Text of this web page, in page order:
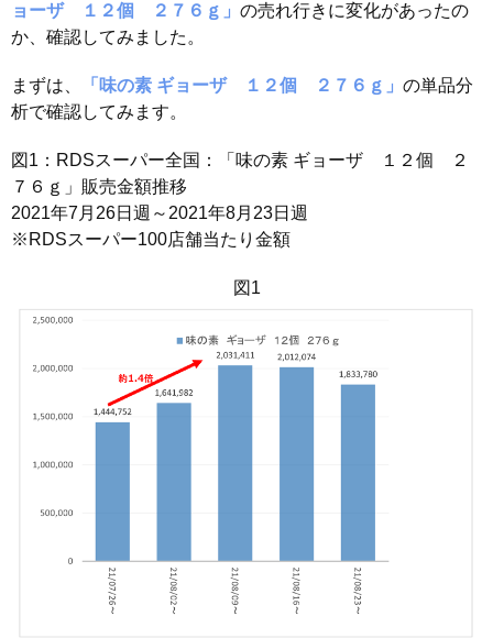
ョーザ １２個 ２７６ｇ」 の売れ行きに変化があったの
か、確認してみました。
まずは、 「味の素 ギョーザ １２個 ２７６ｇ」 の単品分
析で確認してみます。
図1：RDSスーパー全国：「味の素 ギョーザ １２個 ２
７６ｇ」販売金額推移
2021年7月26日週～2021年8月23日週
※RDSスーパー100店舗当たり金額
図1